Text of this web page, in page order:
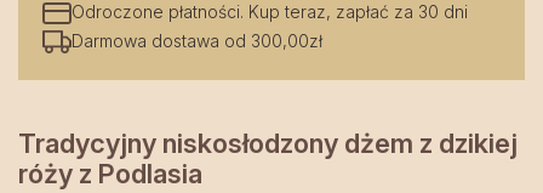
Podlaski
Słoik
Odroczone płatności. Kup teraz, zapłać za 30 dni
Darmowa dostawa od 300,00zł
Tradycyjny niskosłodzony dżem z dzikiej
róży z Podlasia